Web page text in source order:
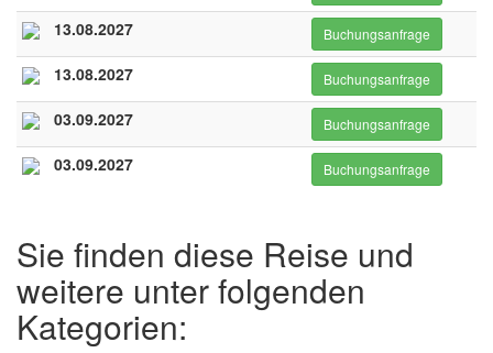
13.08.2027 Buchungsanfrage
13.08.2027 Buchungsanfrage
03.09.2027 Buchungsanfrage
03.09.2027 Buchungsanfrage
Sie finden diese Reise und
weitere unter folgenden
Kategorien: